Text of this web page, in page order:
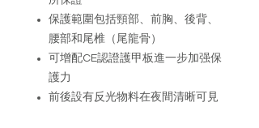
保護範圍包括頸部、前胸、後背、
腰部和尾椎（尾龍骨）
可增配CE認證護甲板進一步加强保
護力
前後設有反光物料在夜間清晰可見